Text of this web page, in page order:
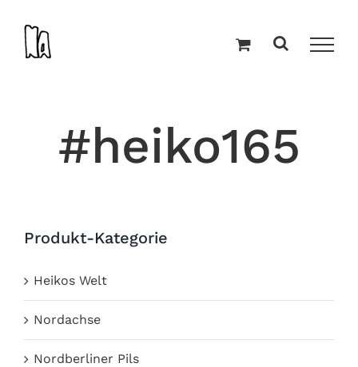
Inhalt
springen
#heiko165
Produkt-Kategorie
Heikos Welt
Nordachse
Nordberliner Pils